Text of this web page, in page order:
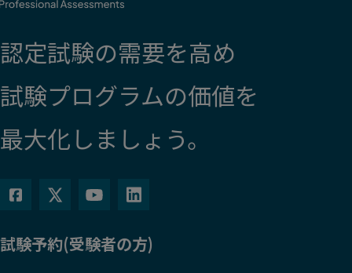
認定試験の需要を高め
試験プログラムの価値を
最大化しましょう。
試験予約(受験者の方)